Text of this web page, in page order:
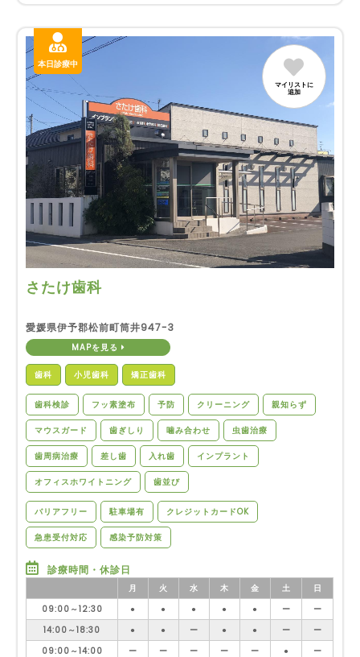
本日診療中
さたけ歯科
マイリストに
追加
愛媛県伊予郡松前町筒井947-3
MAPを見る
歯科 小児歯科 矯正歯科
歯科検診 フッ素塗布 予防 クリーニング 親知らず
マウスガード 歯ぎしり 噛み合わせ 虫歯治療
歯周病治療 差し歯 入れ歯 インプラント
オフィスホワイトニング 歯並び
バリアフリー 駐車場有 クレジットカードOK
急患受付対応 感染予防対策
診療時間・休診日
月 火 水 木 金 土
日
09:00～12:30
● ● ● ● ● ー
ー
14:00～18:30
● ● ー ● ● ー
ー
09:00～14:00
ー ー ー ー ー ● ー